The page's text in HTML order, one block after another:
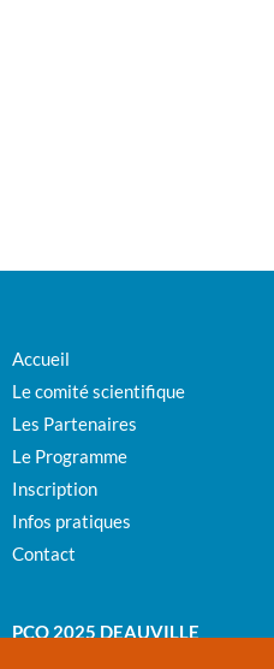
Accueil
Le comité scientifique
Les Partenaires
Le Programme
Inscription
Infos pratiques
Contact
PCO 2025 DEAUVILLE